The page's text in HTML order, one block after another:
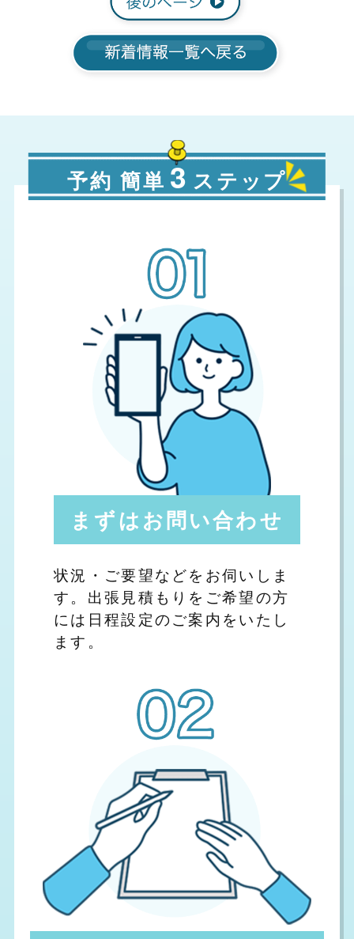
予約 簡単 3 ステップ
まずはお問い合わせ
状況・ご要望などをお伺いしま
す。出張見積もりをご希望の方
には日程設定のご案内をいたし
ます。